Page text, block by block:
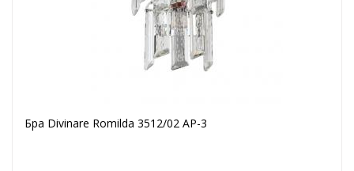
Бра Divinare Romilda 3512/02 AP-3